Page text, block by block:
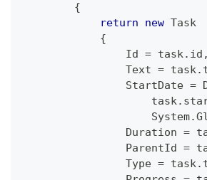
{
return
new Task
{
Id = task. id ,
Text = task.
StartDate =
                    task
.
System.
Duration =
ParentId =
Type = task.